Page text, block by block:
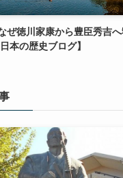
ぜ徳川家康から豊臣秀吉
本の歴史ブログ】